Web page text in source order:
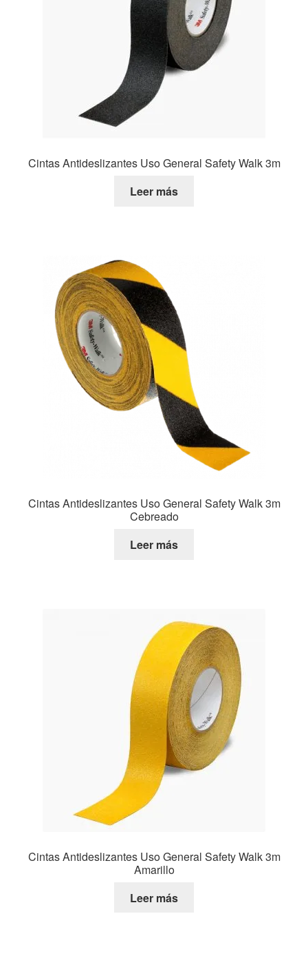
Cintas Antideslizantes Uso General Safety Walk 3m
Leer más
Cintas Antideslizantes Uso General Safety Walk 3m
Cebreado
Leer más
Cintas Antideslizantes Uso General Safety Walk 3m
Amarillo
Leer más